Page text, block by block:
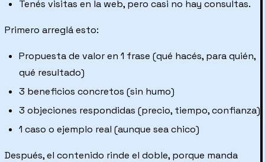
Tenés visitas en la web, pero casi no hay consultas.
Primero arreglá esto:
Propuesta de valor en 1 frase (qué hacés, para quién,
qué resultado)
3 beneficios concretos (sin humo)
3 objeciones respondidas (precio, tiempo, confianza)
1 caso o ejemplo real (aunque sea chico)
Después, el contenido rinde el doble, porque manda